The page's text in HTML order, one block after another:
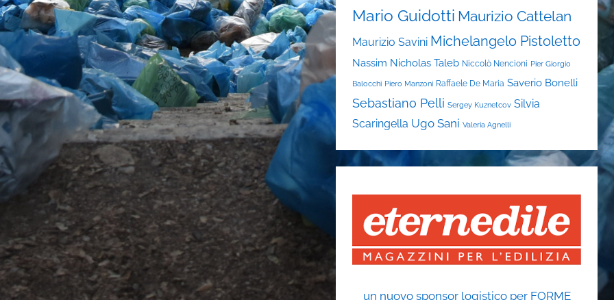
Mario Guidotti Maurizio Cattelan
Maurizio Savini Michelangelo Pistoletto
Nassim Nicholas Taleb Niccolò Nencioni Pier Giorgio
Balocchi Piero Manzoni Raffaele De Maria Saverio Bonelli
Sebastiano Pelli Sergey Kuznetcov Silvia
Scaringella Ugo Sani Valeria Agnelli
un nuovo sponsor logistico per FORME